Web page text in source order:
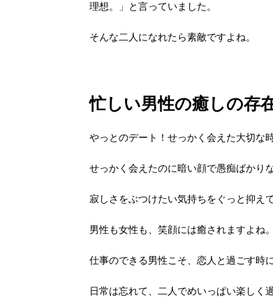
理想。」と言っていました。
そんな二人になれたら素敵ですよね。
忙しい男性の癒しの存
やっとのデート！せっかく会えた大切な
せっかく会えたのに暗い顔で愚痴ばかり
寂しさをぶつけたい気持ちをぐっと抑え
男性も女性も、笑顔には癒されますよね。
仕事のできる男性こそ、恋人と過ごす時
日常は忘れて、二人でめいっぱい楽しく